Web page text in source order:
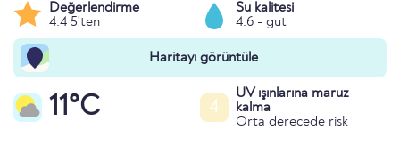
Değerlendirme
4.4 5'ten
Su kalitesi
4.6 - gut
Haritayı görüntüle
11°C 4
UV ışınlarına maruz
kalma
Orta derecede risk